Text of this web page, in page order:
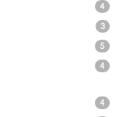
4
3
5
4
4